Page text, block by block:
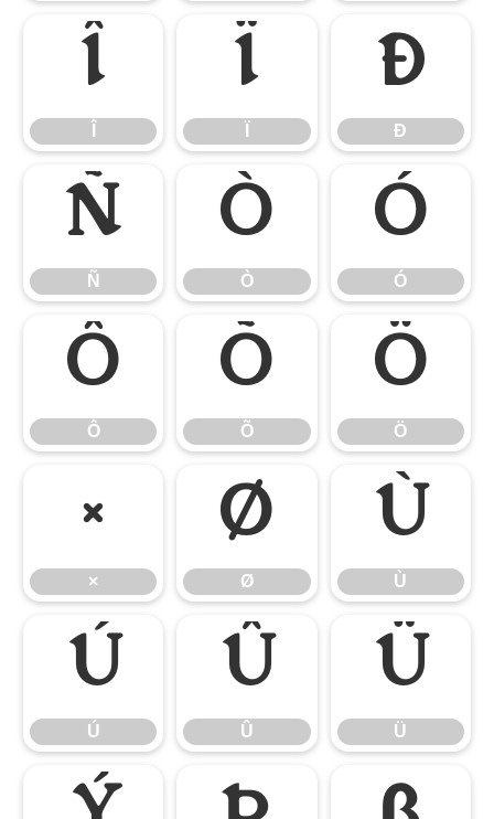
Î Ï Ð
Ð
Ñ
Ñ
Ò
Ò
Ó
Ó
Ô
Ô
Õ
Õ
Ö
Ö
×
×
Ø
Ø
Ù
Ù
Ú
Ú
Û
Û
Ü
Ü